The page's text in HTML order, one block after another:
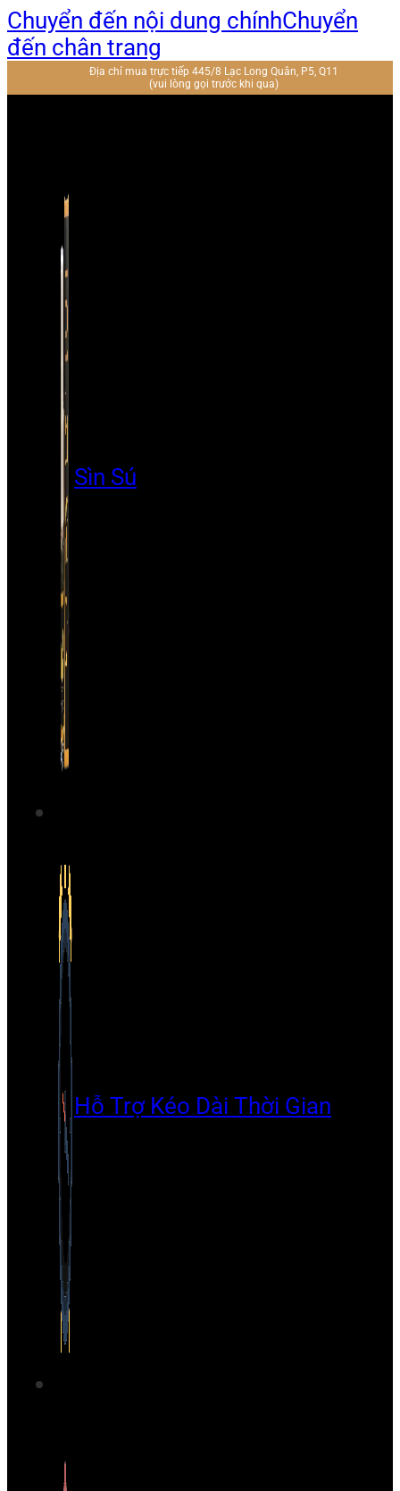
Chuyển đến nội dung chínhChuyển
đến chân trang
Địa chỉ mua trực tiếp 445/8 Lạc Long Quân, P5, Q11
(vui lòng gọi trước khi qua)
Sìn Sú
Hỗ Trợ Kéo Dài Thời Gian